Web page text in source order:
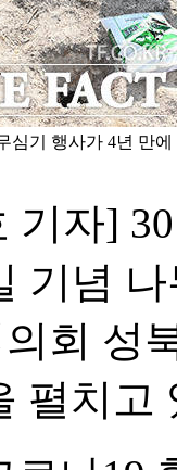
심기 행사가 4년 만
기자]
기념
회 성
펼치고